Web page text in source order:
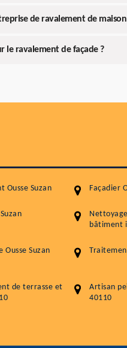
de ravalement de maison
le ravalement de façade ?
Ousse Suzan Façadier
bâtiment
Suzan
de terrasse et
Artisan
40110